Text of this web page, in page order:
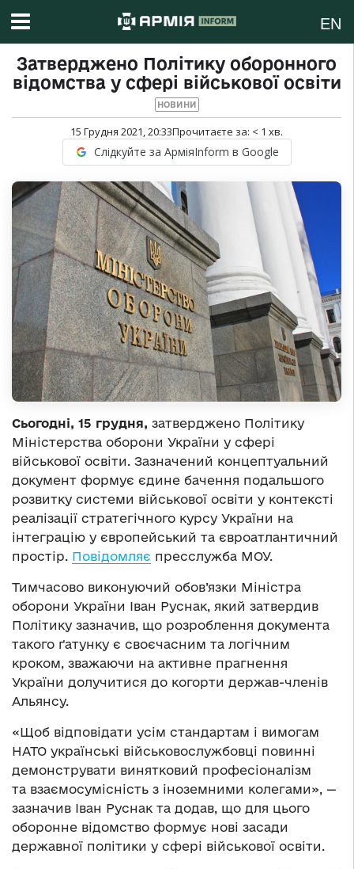
EN
Затверджено Політику оборонного
відомства у сфері військової освіти
НОВИНИ
15 Грудня 2021, 20:33Прочитаєте за: < 1 хв.
Слідкуйте за АрміяInform в Google
Сьогодні, 15 грудня, затверджено Політику
Міністерства оборони України у сфері
військової освіти. Зазначений концептуальний
документ формує єдине бачення подальшого
розвитку системи військової освіти у контексті
реалізації стратегічного курсу України на
інтеграцію у європейський та євроатлантичний
простір. Повідомляє пресслужба МОУ.
Тимчасово виконуючий обов’язки Міністра
оборони України Іван Руснак, який затвердив
Політику зазначив, що розроблення документа
такого ґатунку є своєчасним та логічним
кроком, зважаючи на активне прагнення
України долучитися до когорти держав-членів
Альянсу.
«Щоб відповідати усім стандартам і вимогам
НАТО українські військовослужбовці повинні
демонструвати винятковий професіоналізм
та взаємосумісність з іноземними колегами», —
зазначив Іван Руснак та додав, що для цього
оборонне відомство формує нові засади
державної політики у сфері військової освіти.